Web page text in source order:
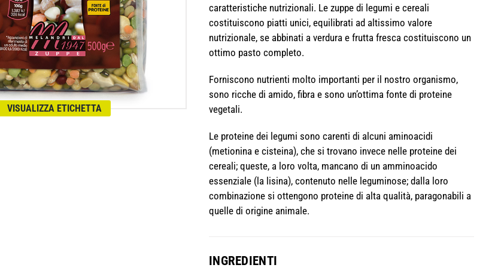
VISUALIZZA ETICHETTA
caratteristiche nutrizionali. Le zuppe di legumi e cereali
costituiscono piatti unici, equilibrati ad altissimo valore
nutrizionale, se abbinati a verdura e frutta fresca costituiscono un
ottimo pasto completo.
Forniscono nutrienti molto importanti per il nostro organismo,
sono ricche di amido, fibra e sono un’ottima fonte di proteine
vegetali.
Le proteine dei legumi sono carenti di alcuni aminoacidi
(metionina e cisteina), che si trovano invece nelle proteine dei
cereali; queste, a loro volta, mancano di un amminoacido
essenziale (la lisina), contenuto nelle leguminose; dalla loro
combinazione si ottengono proteine di alta qualità, paragonabili a
quelle di origine animale.
INGREDIENTI